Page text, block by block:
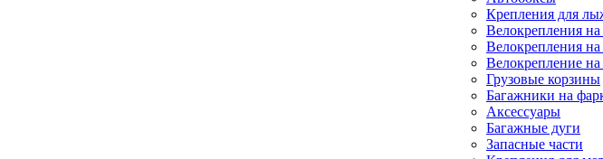
Крепления для
Велокрепления
Велокрепления
Велокрепление
Грузовые корзины
Багажники на
Аксессуары
Багажные дуги
Запасные части